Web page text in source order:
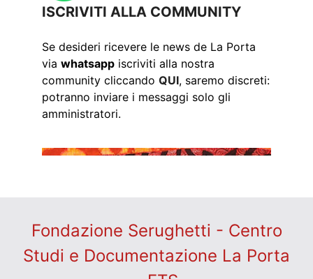
ISCRIVITI ALLA COMMUNITY
Se desideri ricevere le news de La Porta
via whatsapp iscriviti alla nostra
community cliccando QUI, saremo discreti:
potranno inviare i messaggi solo gli
amministratori.
Fondazione Serughetti - Centro
Studi e Documentazione La Porta